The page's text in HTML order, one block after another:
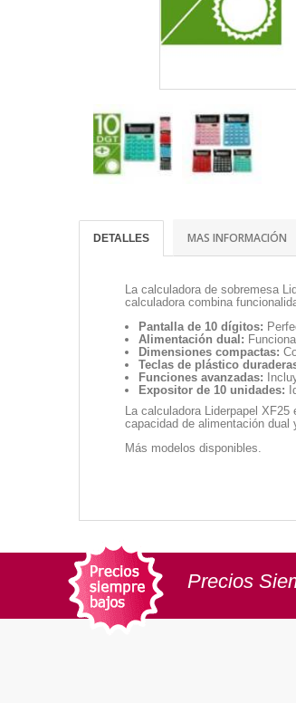
DETALLES MAS INFORMACIÓN
La calculadora de sobremesa
calculadora combina
Pantalla de 10 dígitos:
Alimentación dual:
Dimensiones compactas:
Teclas de plástico
Funciones avanzadas:
Expositor de 10 unidades:
La calculadora Liderpapel
capacidad de alimentación
Más modelos disponibles.
Precios